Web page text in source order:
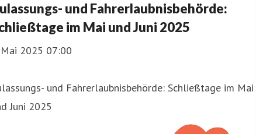
und Fahrerlaubnisbehörde:
im Mai und Juni 2025
2025 07:00
und Fahrerlaubnisbehörde: Schließtage im Mai
Juni 2025